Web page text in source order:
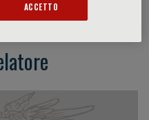
ACCETTO